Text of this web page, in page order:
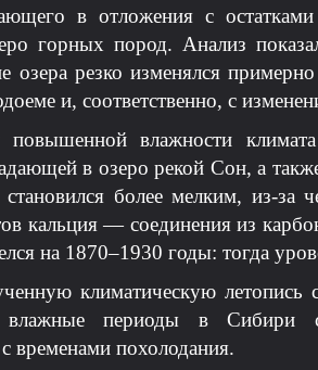
в отложения с
горных пород. Анализ
озера резко изменялся
и, соответственно, с
влажности
в озеро рекой Сон, а
более мелким, из-за
кальция — соединения из
на 1870–1930 годы: тогда
климатическую
периоды в Сибири
временами похолодания.